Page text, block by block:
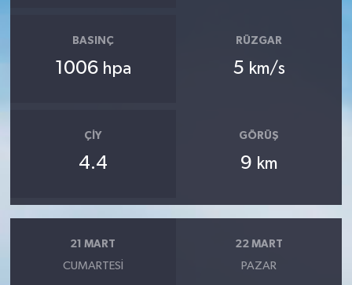
BASINÇ
1006 hpa
RÜZGAR
5 km/s
ÇIY
4.4
GÖRÜŞ
9 km
21 MART
CUMARTESI
22 MART
PAZAR